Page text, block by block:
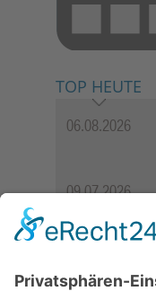
TOP HEUTE
06.08.2026
09.07.2026